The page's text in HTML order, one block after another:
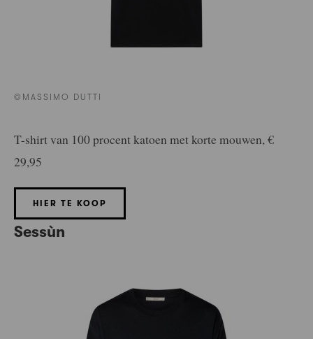
©MASSIMO DUTTI
T-shirt van 100 procent katoen met korte mouwen, €
29,95
HIER TE KOOP
Sessùn